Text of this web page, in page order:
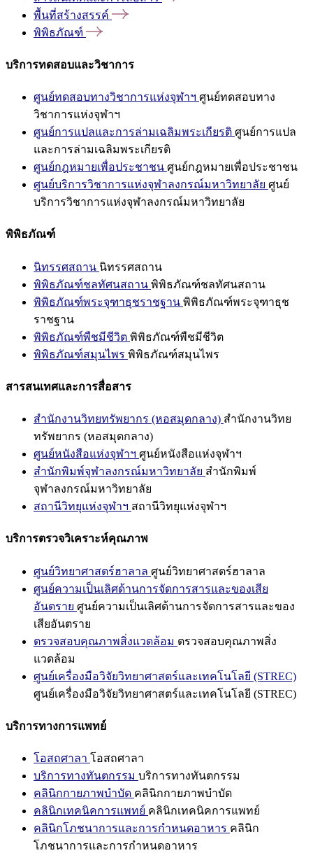
พื้นที่สร้างสรรค์
พิพิธภัณฑ์
บริการทดสอบและวิชาการ
ศูนย์ทดสอบทางวิชาการแห่งจุฬาฯ ศูนย์ทดสอบทาง
วิชาการแห่งจุฬาฯ
ศูนย์การแปลและการล่ามเฉลิมพระเกียรติ ศูนย์การแปล
และการล่ามเฉลิมพระเกียรติ
ศูนย์กฎหมายเพื่อประชาชน ศูนย์กฎหมายเพื่อประชาชน
ศูนย์บริการวิชาการแห่งจุฬาลงกรณ์มหาวิทยาลัย ศูนย์
บริการวิชาการแห่งจุฬาลงกรณ์มหาวิทยาลัย
พิพิธภัณฑ์
นิทรรศสถาน นิทรรศสถาน
พิพิธภัณฑ์ชลทัศนสถาน พิพิธภัณฑ์ชลทัศนสถาน
พิพิธภัณฑ์พระจุฑาธุชราชฐาน พิพิธภัณฑ์พระจุฑาธุช
ราชฐาน
พิพิธภัณฑ์พืชมีชีวิต พิพิธภัณฑ์พืชมีชีวิต
พิพิธภัณฑ์สมุนไพร พิพิธภัณฑ์สมุนไพร
สารสนเทศและการสื่อสาร
สำนักงานวิทยทรัพยากร (หอสมุดกลาง) สำนักงานวิทย
ทรัพยากร (หอสมุดกลาง)
ศูนย์หนังสือแห่งจุฬาฯ ศูนย์หนังสือแห่งจุฬาฯ
สำนักพิมพ์จุฬาลงกรณ์มหาวิทยาลัย สำนักพิมพ์
จุฬาลงกรณ์มหาวิทยาลัย
สถานีวิทยุแห่งจุฬาฯ สถานีวิทยุแห่งจุฬาฯ
บริการตรวจวิเคราะห์คุณภาพ
ศูนย์วิทยาศาสตร์ฮาลาล ศูนย์วิทยาศาสตร์ฮาลาล
ศูนย์ความเป็นเลิศด้านการจัดการสารและของเสีย
อันตราย ศูนย์ความเป็นเลิศด้านการจัดการสารและของ
เสียอันตราย
ตรวจสอบคุณภาพสิ่งแวดล้อม ตรวจสอบคุณภาพสิ่ง
แวดล้อม
ศูนย์เครื่องมือวิจัยวิทยาศาสตร์และเทคโนโลยี (STREC)
ศูนย์เครื่องมือวิจัยวิทยาศาสตร์และเทคโนโลยี (STREC)
บริการทางการแพทย์
โอสถศาลา โอสถศาลา
บริการทางทันตกรรม บริการทางทันตกรรม
คลินิกกายภาพบำบัด คลินิกกายภาพบำบัด
คลินิกเทคนิคการแพทย์ คลินิกเทคนิคการแพทย์
คลินิกโภชนาการและการกำหนดอาหาร คลินิก
โภชนาการและการกำหนดอาหาร